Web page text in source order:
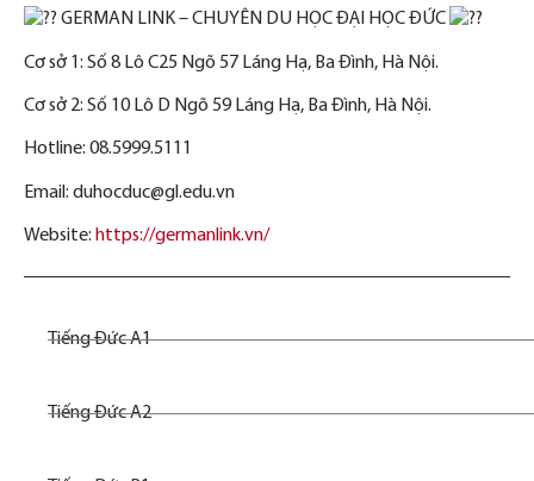
GERMAN LINK – CHUYÊN DU HỌC ĐẠI HỌC ĐỨC
Cơ sở 1: Số 8 Lô C25 Ngõ 57 Láng Hạ, Ba Đình, Hà Nội.
Cơ sở 2: Số 10 Lô D Ngõ 59 Láng Hạ, Ba Đình, Hà Nội.
Hotline: 08.5999.5111
Email: duhocduc@gl.edu.vn
Website: https://germanlink.vn/
Tiếng Đức A1
Tiếng Đức A2